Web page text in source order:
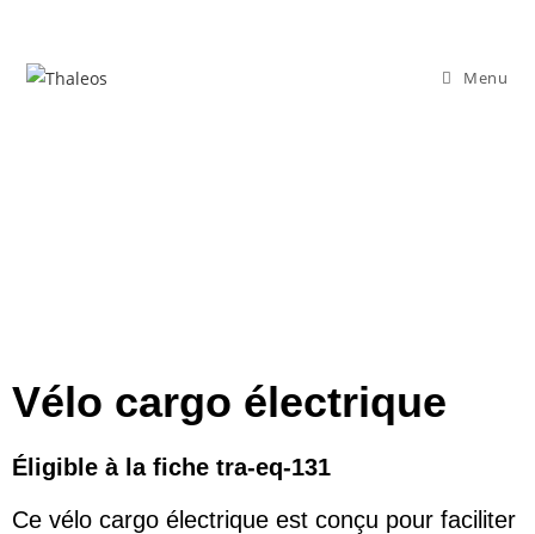
Menu
Vélo cargo électrique
Éligible à la fiche tra-eq-131
Ce vélo cargo électrique est conçu pour faciliter